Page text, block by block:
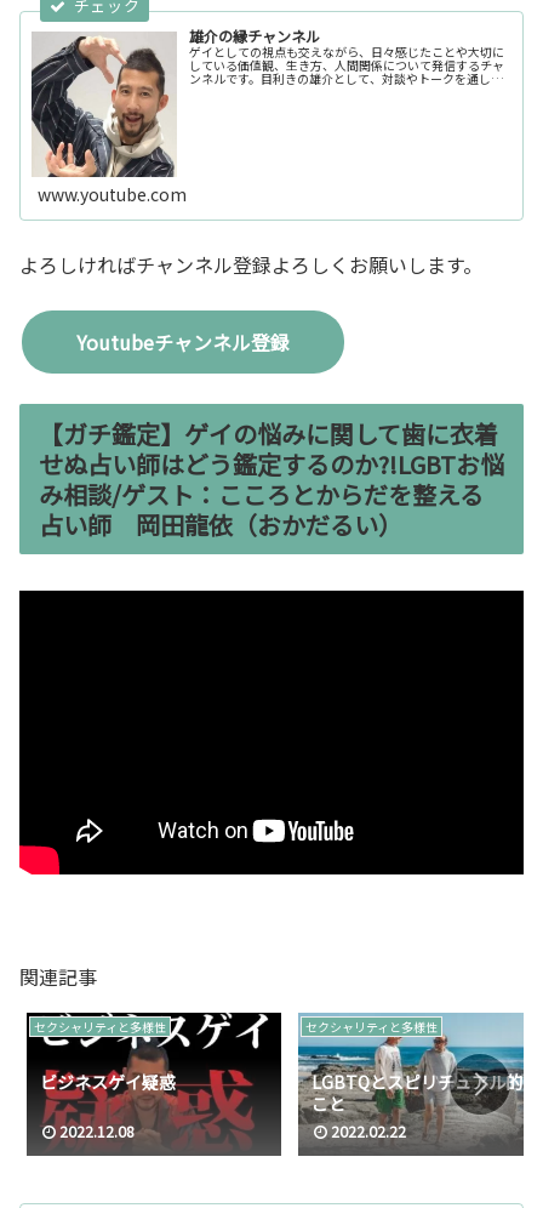
雄介の縁チャンネル
ゲイとしての視点も交えながら、日々感じたことや大切に
している価値観、生き方、人間関係について発信するチャ
ンネルです。目利きの雄介として、対談やトークを通し
www.youtube.com
よろしければチャンネル登録よろしくお願いします。
Youtubeチャンネル登録
【ガチ鑑定】ゲイの悩みに関して歯に衣着
せぬ占い師はどう鑑定するのか?!LGBTお悩
み相談/ゲスト：こころとからだを整える
占い師 岡田龍依（おかだるい）
関連記事
セクシャリティと多様性
ビジネスゲイ疑惑
2022.12.08
セクシャリティと多様性
LGBTQとスピリチュアル的な
こと
2022.02.22